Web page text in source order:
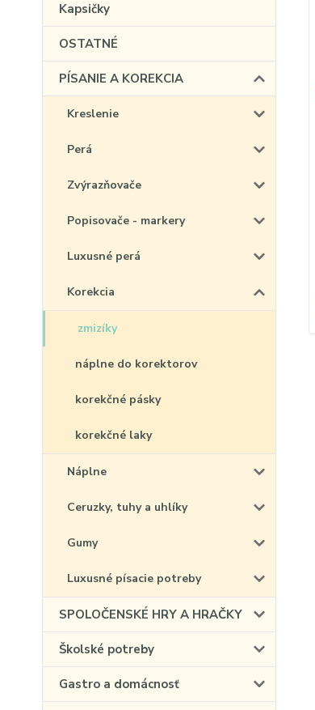
Kapsičky
OSTATNÉ
PÍSANIE A KOREKCIA
Kreslenie
Perá
Zvýrazňovače
Popisovače - markery
Luxusné perá
Korekcia
zmizíky
náplne do korektorov
korekčné pásky
korekčné laky
Náplne
Ceruzky, tuhy a uhlíky
Gumy
Luxusné písacie potreby
SPOLOČENSKÉ HRY A HRAČKY
Školské potreby
Gastro a domácnosť